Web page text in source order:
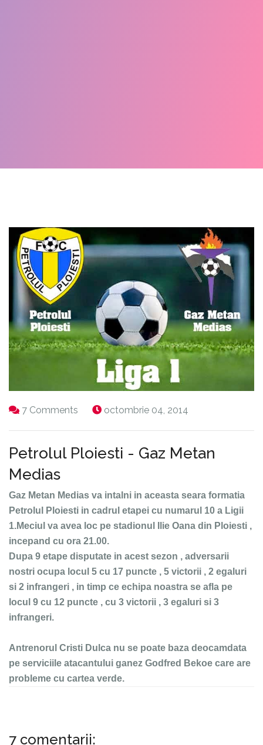
7 Comments octombrie 04, 2014
Petrolul Ploiesti - Gaz Metan
Medias
Gaz Metan Medias va intalni in aceasta seara formatia
Petrolul Ploiesti in cadrul etapei cu numarul 10 a Ligii
1.Meciul va avea loc pe stadionul Ilie Oana din Ploiesti ,
incepand cu ora 21.00.
Dupa 9 etape disputate in acest sezon , adversarii
nostri ocupa locul 5 cu 17 puncte , 5 victorii , 2 egaluri
si 2 infrangeri , in timp ce echipa noastra se afla pe
locul 9 cu 12 puncte , cu 3 victorii , 3 egaluri si 3
infrangeri.
Antrenorul Cristi Dulca nu se poate baza deocamdata
pe serviciile atacantului ganez Godfred Bekoe care are
probleme cu cartea verde.
7 comentarii: